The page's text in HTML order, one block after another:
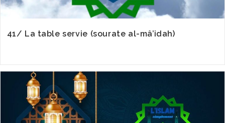
41/ La table servie (sourate al-mâ’idah)